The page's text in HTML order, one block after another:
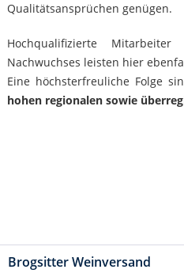
Qualitätsansprüchen genügen.
Hochqualifizierte
Nachwuchses leisten hier
Eine höchsterfreuliche Folge
hohen regionalen sowie
Brogsitter Weinversand